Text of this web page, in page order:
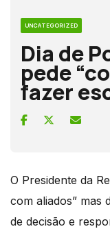
UNCATEGORIZED
Dia de
pede
fazer
O Presidente da
com aliados” mas
de decisão e